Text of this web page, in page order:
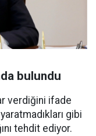
bulundu
verdiğini ifade
gibi
tehdit ediyor.